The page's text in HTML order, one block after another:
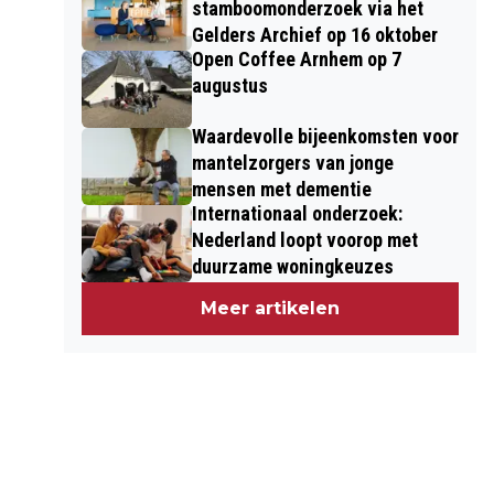
stamboomonderzoek via het
Gelders Archief op 16 oktober
Open Coffee Arnhem op 7
augustus
Waardevolle bijeenkomsten voor
mantelzorgers van jonge
mensen met dementie
Internationaal onderzoek:
Nederland loopt voorop met
duurzame woningkeuzes
Meer artikelen